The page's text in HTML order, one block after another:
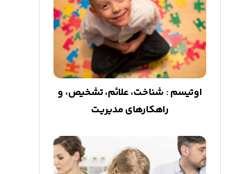
اوتیسم : شناخت، علائم، تشخیص، و
راهکارهای مدیریت